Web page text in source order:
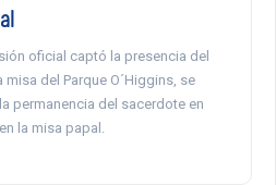
oficial captó la presencia del
del Parque O´Higgins, se
permanencia del sacerdote en
la misa papal.